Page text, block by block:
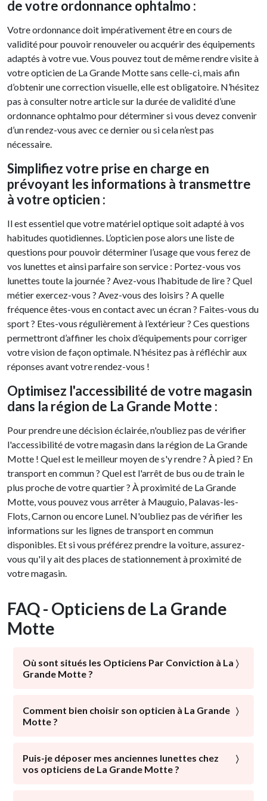
de votre ordonnance ophtalmo :
Votre ordonnance doit impérativement être en cours de
validité pour pouvoir renouveler ou acquérir des équipements
adaptés à votre vue. Vous pouvez tout de même rendre visite à
votre opticien de La Grande Motte sans celle-ci, mais afin
d’obtenir une correction visuelle, elle est obligatoire. N’hésitez
pas à consulter notre article sur la durée de validité d’une
ordonnance ophtalmo pour déterminer si vous devez convenir
d’un rendez-vous avec ce dernier ou si cela n’est pas
nécessaire.
Simplifiez votre prise en charge en
prévoyant les informations à transmettre
à votre opticien :
Il est essentiel que votre matériel optique soit adapté à vos
habitudes quotidiennes. L’opticien pose alors une liste de
questions pour pouvoir déterminer l’usage que vous ferez de
vos lunettes et ainsi parfaire son service : Portez-vous vos
lunettes toute la journée ? Avez-vous l’habitude de lire ? Quel
métier exercez-vous ? Avez-vous des loisirs ? A quelle
fréquence êtes-vous en contact avec un écran ? Faites-vous du
sport ? Etes-vous régulièrement à l’extérieur ? Ces questions
permettront d’affiner les choix d’équipements pour corriger
votre vision de façon optimale. N’hésitez pas à réfléchir aux
réponses avant votre rendez-vous !
Optimisez l'accessibilité de votre magasin
dans la région de La Grande Motte :
Pour prendre une décision éclairée, n'oubliez pas de vérifier
l'accessibilité de votre magasin dans la région de La Grande
Motte ! Quel est le meilleur moyen de s'y rendre ? À pied ? En
transport en commun ? Quel est l'arrêt de bus ou de train le
plus proche de votre quartier ? À proximité de La Grande
Motte, vous pouvez vous arrêter à Mauguio, Palavas-les-
Flots, Carnon ou encore Lunel. N'oubliez pas de vérifier les
informations sur les lignes de transport en commun
disponibles. Et si vous préférez prendre la voiture, assurez-
vous qu'il y ait des places de stationnement à proximité de
votre magasin.
FAQ - Opticiens de La Grande
Motte
Où sont situés les Opticiens Par Conviction à La
Grande Motte ?
et du centre commercial, les Opticiens Par Conviction
sont présents dans tous les quartiers de La Grande
optométrie : choisissez l'opticien grand-mottois qui
vous correspond !
Comment bien choisir son opticien à La Grande
Motte ?
en avant par un opticien. Un expert de la vision doit
mettre tout son savoir-faire à votre disposition afin
Puis-je déposer mes anciennes lunettes chez
vos opticiens de La Grande Motte ?